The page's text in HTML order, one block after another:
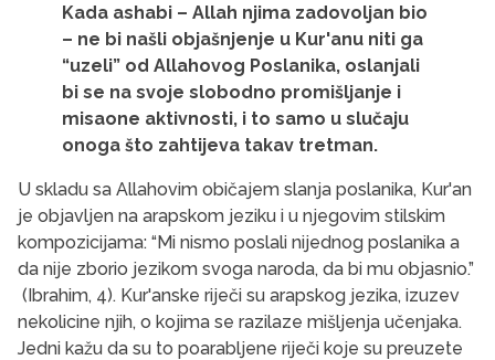
Kada ashabi – Allah njima zadovoljan bio
– ne bi našli objašnjenje u Kur'anu niti ga
“uzeli” od Allahovog Poslanika, oslanjali
bi se na svoje slobodno promišljanje i
misaone aktivnosti, i to samo u slučaju
onoga što zahtijeva takav tretman.
U skladu sa Allahovim običajem slanja poslanika, Kur'an
je objavljen na arapskom jeziku i u njegovim stilskim
kompozicijama: “Mi nismo poslali nijednog poslanika a
da nije zborio jezikom svoga naroda, da bi mu objasnio.”
(Ibrahim, 4). Kur'anske riječi su arapskog jezika, izuzev
nekolicine njih, o kojima se razilaze mišljenja učenjaka.
Jedni kažu da su to poarabljene riječi koje su preuzete